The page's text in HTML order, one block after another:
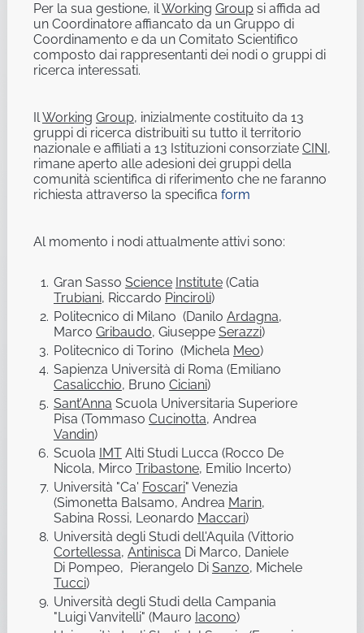
Per la sua gestione, ilWorking Groupsi affida ad
un Coordinatore affiancato da un Gruppo di
Coordinamento e da un Comitato Scientifico
composto dai rappresentanti dei nodi o gruppi di
ricerca interessati.
IlWorking Group, inizialmente costituito da 13
gruppi di ricerca distribuiti su tutto il territorio
nazionale e affiliati a 13 Istituzioni consorziate CINI,
rimane aperto alle adesioni dei gruppi della
comunità scientifica di riferimento che ne faranno
richiesta attraverso la specifica form
Al momento i nodi attualmente attivi sono:
Gran Sasso Science Institute(Catia
Trubiani, Riccardo Pinciroli)
Politecnico di Milano (Danilo Ardagna,
Marco Gribaudo, Giuseppe Serazzi)
Politecnico di Torino (Michela Meo)
Sapienza Università di Roma (Emiliano
Casalicchio, Bruno Ciciani)
Sant’Anna Scuola Universitaria Superiore
Pisa (Tommaso Cucinotta, Andrea
Vandin)
Scuola IMTAlti Studi Lucca (Rocco De
Nicola, Mirco Tribastone, Emilio Incerto)
Università "Ca' Foscari" Venezia
(Simonetta Balsamo, Andrea Marin,
Sabina Rossi, Leonardo Maccari)
Università degli Studi dell'Aquila (Vittorio
Cortellessa, Antinisca Di Marco, Daniele
Di Pompeo, Pierangelo Di Sanzo, Michele
Tucci)
Università degli Studi della Campania
"Luigi Vanvitelli" (Mauro Iacono)